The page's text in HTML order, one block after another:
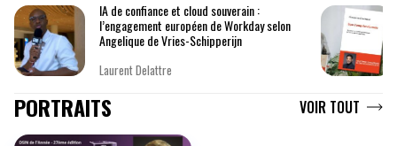
IA de confiance et cloud souverain :
l’engagement européen de Workday selon
Angelique de Vries-Schipperijn
Laurent Delattre
PORTRAITS VOIR TOUT